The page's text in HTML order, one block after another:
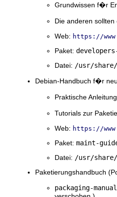
Grundwissen f�r
Die anderen
Web: https://
Paket:
Datei: /usr/
Debian-Handbuch f�r
Praktische
Tutorials zur
Web: https://
Paket: maint-
Datei: /usr/
Paketierungshandbuch
packaging-manual